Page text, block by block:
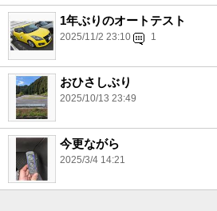
1年ぶりのオートテスト
2025/11/2 23:10 1
おひさしぶり
2025/10/13 23:49
今更ながら
2025/3/4 14:21